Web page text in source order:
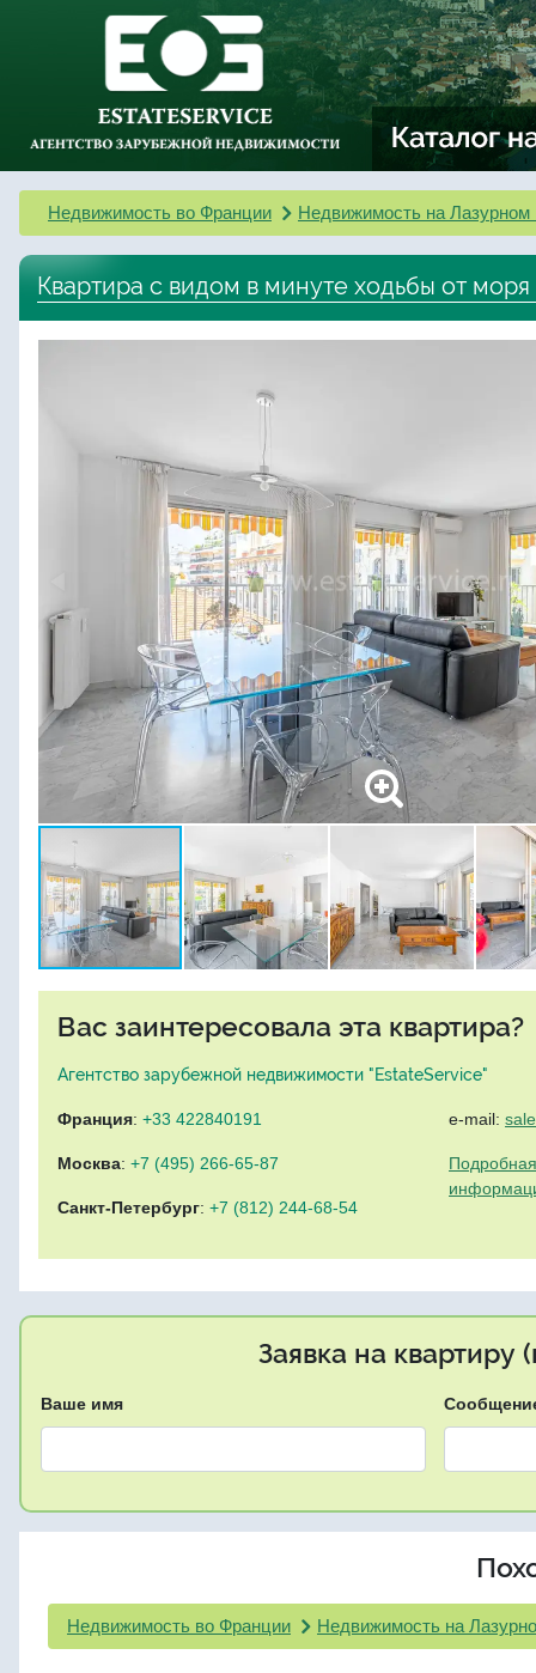
Недвижимость во Франции Недвижимость на Лазурном
Квартира с видом в минуте ходьбы от
Вас заинтересовала эта квартира?
Агентство зарубежной недвижимости "EstateService"
Франция: +33 422840191
Москва: +7 (495) 266-65-87
Санкт-Петербург: +7 (812) 244-68-54
e-mail:
Заявка на квартиру
Ваше имя
Недвижимость во Франции Недвижимость на